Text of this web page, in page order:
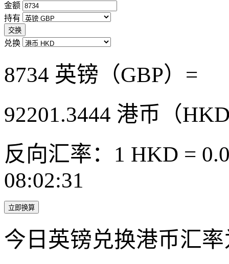
金额
持有
交换
兑换
8734 英镑（GBP）=
92201.3444 港币（
反向汇率：1 HKD =
08:02:31
立即换算
今日英镑兑换港币汇